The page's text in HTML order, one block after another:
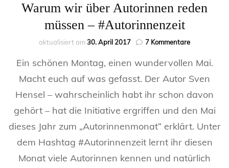
Warum wir über Autorinnen reden
müssen – #Autorinnenzeit
aktualisiert am30. April 2017 7 Kommentarezu
wir
Autorinnen
reden
–
Ein schönen Montag, einen wundervollen Mai.
Macht euch auf was gefasst. Der Autor Sven
Hensel – wahrscheinlich habt ihr schon davon
gehört – hat die Initiative ergriffen und den Mai
dieses Jahr zum „Autorinnenmonat“ erklärt. Unter
dem Hashtag #Autorinnenzeit lernt ihr diesen
Monat viele Autorinnen kennen und natürlich